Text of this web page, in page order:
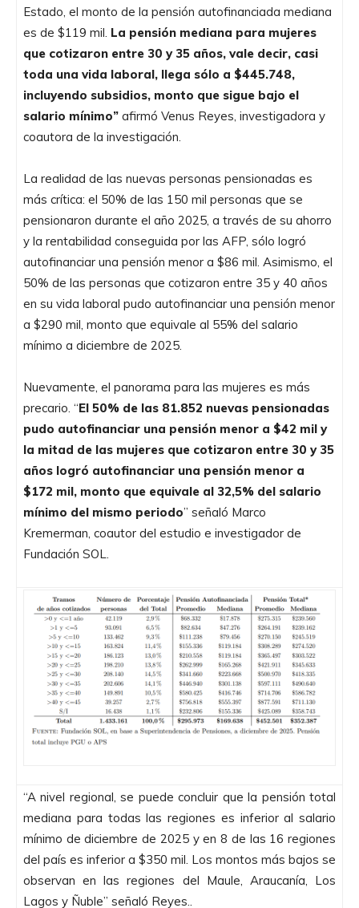
Estado, el monto de la pensión autofinanciada mediana
es de $119 mil. La pensión mediana para mujeres
que cotizaron entre 30 y 35 años, vale decir, casi
toda una vida laboral, llega sólo a $445.748,
incluyendo subsidios, monto que sigue bajo el
salario mínimo” afirmó Venus Reyes, investigadora y
coautora de la investigación.
La realidad de las nuevas personas pensionadas es
más crítica: el 50% de las 150 mil personas que se
pensionaron durante el año 2025, a través de su ahorro
y la rentabilidad conseguida por las AFP, sólo logró
autofinanciar una pensión menor a $86 mil. Asimismo, el
50% de las personas que cotizaron entre 35 y 40 años
en su vida laboral pudo autofinanciar una pensión menor
a $290 mil, monto que equivale al 55% del salario
mínimo a diciembre de 2025.
Nuevamente, el panorama para las mujeres es más
precario. “El 50% de las 81.852 nuevas pensionadas
pudo autofinanciar una pensión menor a $42 mil y
la mitad de las mujeres que cotizaron entre 30 y 35
años logró autofinanciar una pensión menor a
$172 mil, monto que equivale al 32,5% del salario
mínimo del mismo periodo” señaló Marco
Kremerman, coautor del estudio e investigador de
Fundación SOL.
“A nivel regional, se puede concluir que la pensión total
mediana para todas las regiones es inferior al salario
mínimo de diciembre de 2025 y en 8 de las 16 regiones
del país es inferior a $350 mil. Los montos más bajos se
observan en las regiones del Maule, Araucanía, Los
Lagos y Ñuble” señaló Reyes..